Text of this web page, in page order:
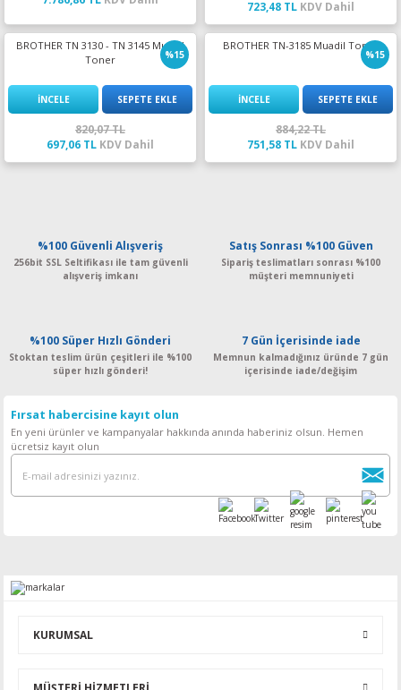
723,48 TL KDV Dahil
%15
BROTHER TN 3130 - TN 3145 Muadil
Toner
İNCELE SEPETE EKLE
820,07 TL
697,06 TL KDV Dahil
%15
BROTHER TN-3185 Muadil Toner
İNCELE SEPETE EKLE
884,22 TL
751,58 TL KDV Dahil
%100 Güvenli Alışveriş
256bit SSL Seltifikası ile tam güvenli
alışveriş imkanı
Satış Sonrası %100 Güven
Sipariş teslimatları sonrası %100
müşteri memnuniyeti
%100 Süper Hızlı Gönderi
Stoktan teslim ürün çeşitleri ile %100
süper hızlı gönderi!
7 Gün İçerisinde iade
Memnun kalmadığınız üründe 7 gün
içerisinde iade/değişim
Fırsat habercisine kayıt olun
En yeni ürünler ve kampanyalar hakkında anında haberiniz olsun. Hemen
ücretsiz kayıt olun
KURUMSAL